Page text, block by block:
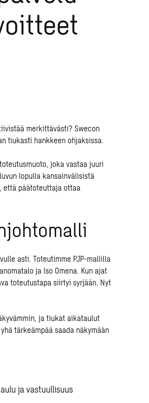
merkittävästi? Swecon
tiukasti hankkeen ohjaksissa.
joka vastaa juuri
lopulla kansainvälisistä
että päätoteuttaja ottaa
asti. Toteutimme PJP-mallilla
ja Iso Omena. Kun ajat
toteutustapa siirtyi syrjään. Nyt
ja tiukat aikataulut
tärkeämpää saada näkymään
ja vastuullisuus